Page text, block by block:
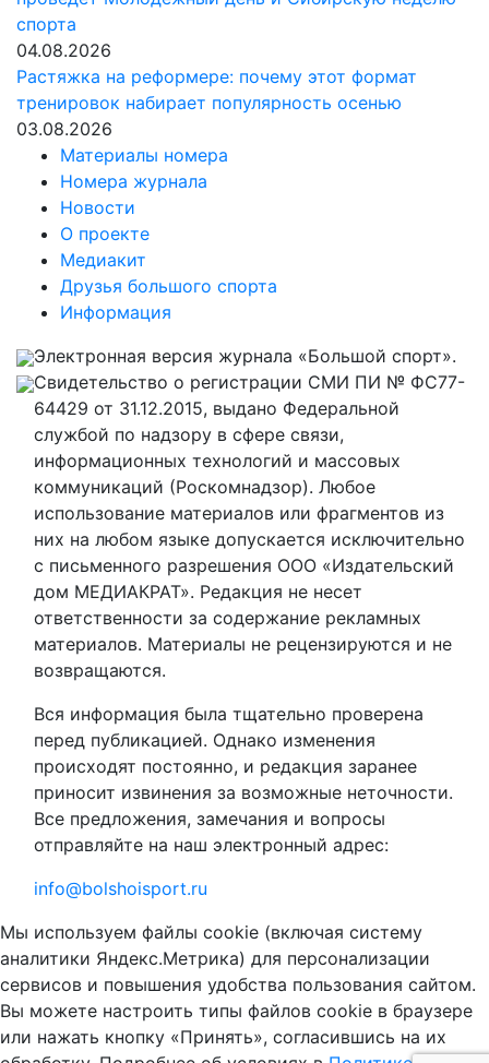
спорта
04.08.2026
Растяжка на реформере: почему этот формат
тренировок набирает популярность осенью
03.08.2026
Материалы номера
Номера журнала
Новости
О проекте
Медиакит
Друзья большого спорта
Информация
Электронная версия журнала «Большой спорт».
Свидетельство о регистрации СМИ ПИ № ФС77-
64429 от 31.12.2015, выдано Федеральной
службой по надзору в сфере связи,
информационных технологий и массовых
коммуникаций (Роскомнадзор). Любое
использование материалов или фрагментов из
них на любом языке допускается исключительно
с письменного разрешения ООО «Издательский
дом МЕДИАКРАТ». Редакция не несет
ответственности за содержание рекламных
материалов. Материалы не рецензируются и не
возвращаются.
Вся информация была тщательно проверена
перед публикацией. Однако изменения
происходят постоянно, и редакция заранее
приносит извинения за возможные неточности.
Все предложения, замечания и вопросы
отправляйте на наш электронный адрес:
info@bolshoisport.ru
Мы используем файлы cookie (включая систему
аналитики Яндекс.Метрика) для персонализации
сервисов и повышения удобства пользования сайтом.
Вы можете настроить типы файлов cookie в браузере
или нажать кнопку «Принять», согласившись на их